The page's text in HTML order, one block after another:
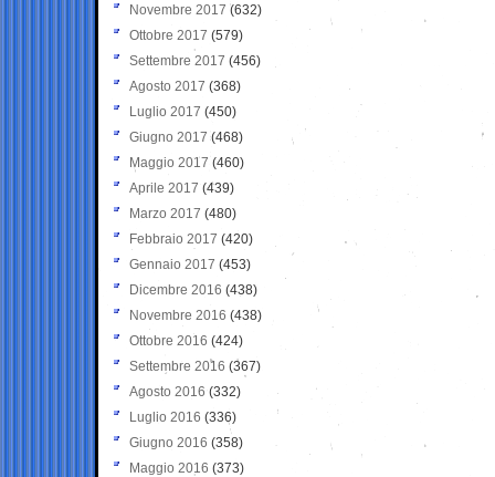
Novembre 2017 (632)
Ottobre 2017 (579)
Settembre 2017 (456)
Agosto 2017 (368)
Luglio 2017 (450)
Giugno 2017 (468)
Maggio 2017 (460)
Aprile 2017 (439)
Marzo 2017 (480)
Febbraio 2017 (420)
Gennaio 2017 (453)
Dicembre 2016 (438)
Novembre 2016 (438)
Ottobre 2016 (424)
Settembre 2016 (367)
Agosto 2016 (332)
Luglio 2016 (336)
Giugno 2016 (358)
Maggio 2016 (373)